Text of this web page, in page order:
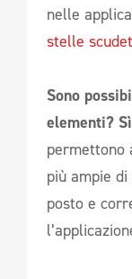
nelle
stelle
Sono
elementi?
permettono
più ampie
posto e